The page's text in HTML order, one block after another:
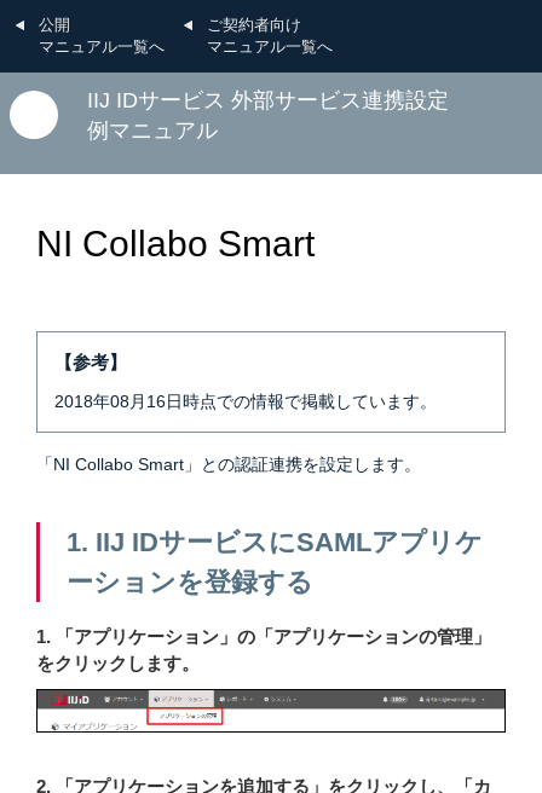
公開
マニュアル一覧へ
ご契約者向け
マニュアル一覧へ
IIJ IDサービス 外部サービス連携設定
例マニュアル
NI Collabo Smart
【参考】
2018年08月16日時点での情報で掲載しています。
「NI Collabo Smart」との認証連携を設定します。
1. IIJ IDサービスにSAMLアプリケ
ーションを登録する
1. 「アプリケーション」の「アプリケーションの管理」
をクリックします。
2. 「アプリケーションを追加する」をクリックし、「カ